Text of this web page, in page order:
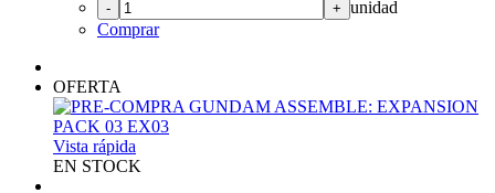
- + unidad
Comprar
OFERTA
Vista rápida
EN STOCK